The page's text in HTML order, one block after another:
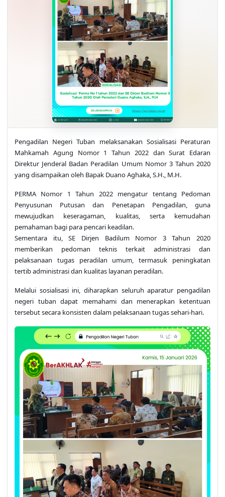
Pengadilan Negeri Tuban melaksanakan Sosialisasi Peraturan
Mahkamah Agung Nomor 1 Tahun 2022 dan Surat Edaran
Direktur Jenderal Badan Peradilan Umum Nomor 3 Tahun 2020
yang disampaikan oleh Bapak Duano Aghaka, S.H., M.H.
Penyusunan Putusan dan Penetapan Pengadilan, guna
mewujudkan keseragaman, kualitas, serta kemudahan
pemahaman bagi para pencari keadilan.
Sementara itu, SE Dirjen Badilum Nomor 3 Tahun 2020
memberikan pedoman teknis terkait administrasi dan
pelaksanaan tugas peradilan umum, termasuk peningkatan
tertib administrasi dan kualitas layanan peradilan.
negeri tuban dapat memahami dan menerapkan ketentuan
tersebut secara konsisten dalam pelaksanaan tugas sehari-hari.